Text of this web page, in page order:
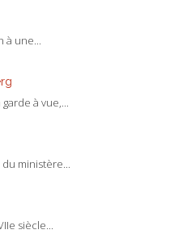
à une...
à vue,...
ministère...
siècle...